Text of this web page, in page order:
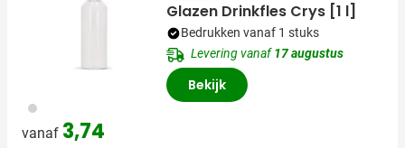
970
vanaf 3,74
Glazen Drinkfles Crys [1 l]
Bedrukken vanaf 1 stuks
Levering vanaf17 augustus
Bekijk